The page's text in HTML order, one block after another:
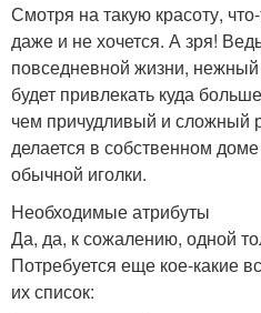
Смотря на такую красоту,
даже и не хочется. А зря!
повседневной жизни,
будет привлекать куда
чем причудливый и сложный
делается в собственном
обычной иголки.
Необходимые атрибуты
Да, да, к сожалению, одной
Потребуется еще кое-какие
их список: